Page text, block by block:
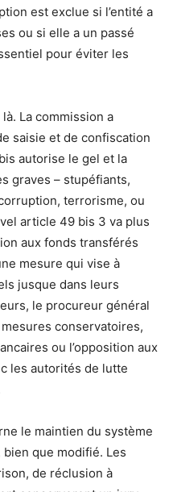
est exclue si l’entité a
ou si elle a un passé
pour éviter les
La commission a
saisie et de confiscation
autorise le gel et la
graves – stupéfiants,
terrorisme, ou
article 49 bis 3 va plus
aux fonds transférés
mesure qui vise à
jusque dans leurs
le procureur général
conservatoires,
ou l’opposition aux
les autorités de lutte
le maintien du système
que modifié. Les
de réclusion à